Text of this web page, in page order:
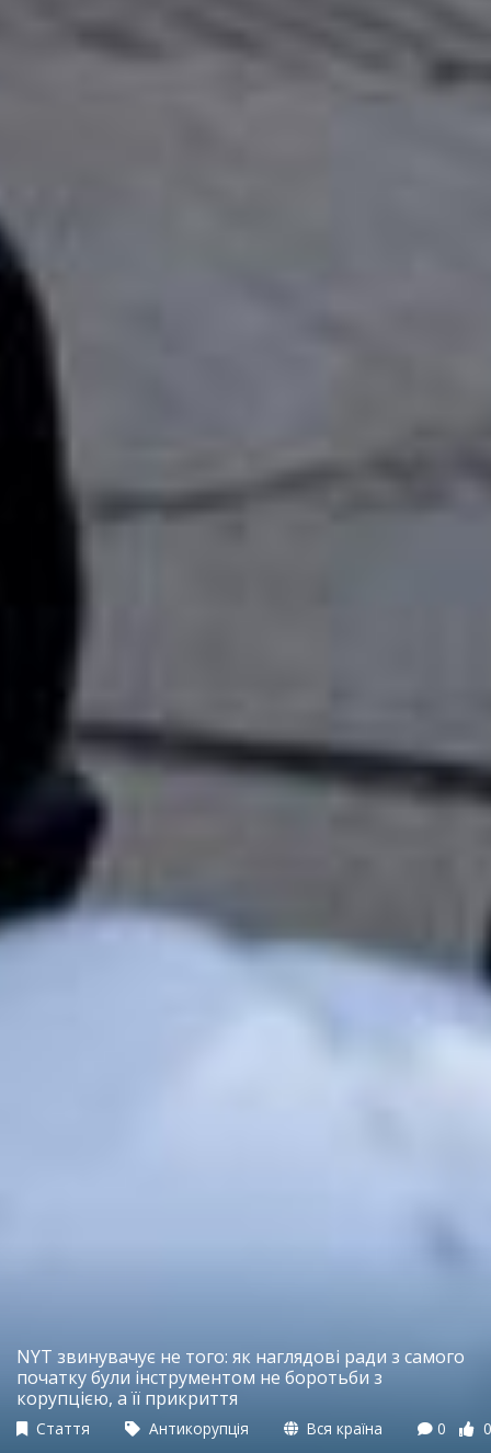
NYT звинувачує не того: як наглядові ради з самого
початку були інструментом не боротьби з
корупцією, а її прикриття
Стаття Антикорупція Вся країна 0 0